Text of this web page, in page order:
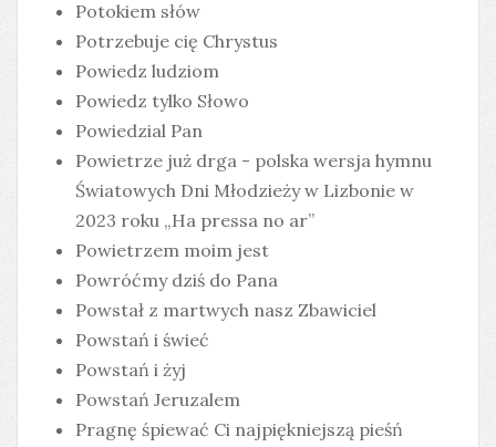
Potokiem słów
Potrzebuje cię Chrystus
Powiedz ludziom
Powiedz tylko Słowo
Powiedzial Pan
Powietrze już drga - polska wersja hymnu
Światowych Dni Młodzieży w Lizbonie w
2023 roku „Ha pressa no ar”
Powietrzem moim jest
Powróćmy dziś do Pana
Powstał z martwych nasz Zbawiciel
Powstań i świeć
Powstań i żyj
Powstań Jeruzalem
Pragnę śpiewać Ci najpiękniejszą pieśń